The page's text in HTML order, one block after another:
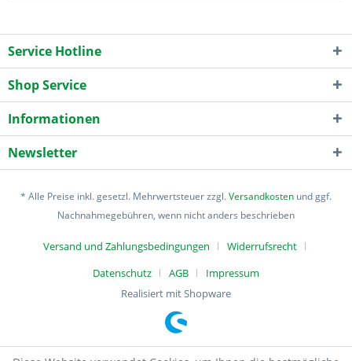
Service Hotline
Shop Service
Informationen
Newsletter
* Alle Preise inkl. gesetzl. Mehrwertsteuer zzgl.Versandkosten und ggf.
Nachnahmegebühren, wenn nicht anders beschrieben
Versand und Zahlungsbedingungen
Widerrufsrecht
Datenschutz
AGB
Impressum
Realisiert mit Shopware